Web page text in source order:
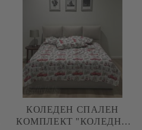
КОЛЕДЕН СПАЛЕН
КОМПЛЕКТ "КОЛЕДНИ